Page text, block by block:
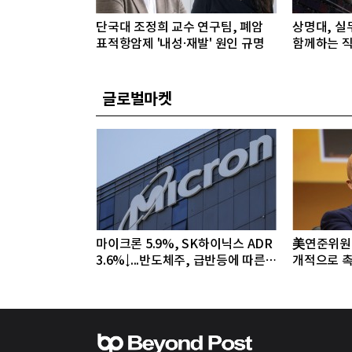
단국대 조정희 교수 연구팀, 폐암
표적항암제 '내성·재발' 원인 규명
상명대, 실
함께하는
글로벌마켓
마이크론 5.9%, SK하이닉스 ADR
3.6%↓...반도체주, 급반등에 따른
美연준위
개적으로